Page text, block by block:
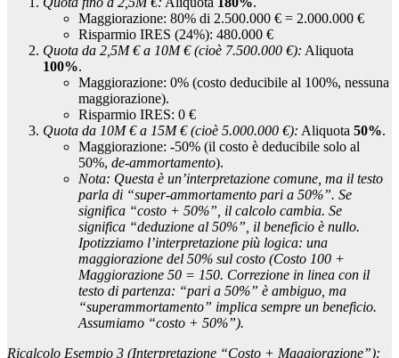
Maggiorazione: 80% di 2.500.000 € = 2.000.000 €
Risparmio IRES (24%): 480.000 €
Quota da 2,5M € a 10M € (cioè 7.500.000 €): Aliquota
100%.
Maggiorazione: 0% (costo deducibile al 100%, nessuna
maggiorazione).
Risparmio IRES: 0 €
Quota da 10M € a 15M € (cioè 5.000.000 €): Aliquota 50%.
Maggiorazione: -50% (il costo è deducibile solo al
50%, de-ammortamento).
Nota: Questa è un’interpretazione comune, ma il testo
parla di “super-ammortamento pari a 50%”. Se
significa “costo + 50%”, il calcolo cambia. Se
significa “deduzione al 50%”, il beneficio è nullo.
Ipotizziamo l’interpretazione più logica: una
maggiorazione del 50% sul costo (Costo 100 +
Maggiorazione 50 = 150. Correzione in linea con il
testo di partenza: “pari a 50%” è ambiguo, ma
“superammortamento” implica sempre un beneficio.
Assumiamo “costo + 50%”).
Ricalcolo Esempio 3 (Interpretazione “Costo + Maggiorazione”):